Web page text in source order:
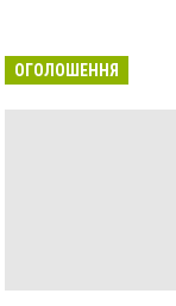
ОГОЛОШЕННЯ